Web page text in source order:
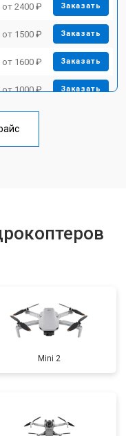
от 2400 ₽ Заказать
от 1500 ₽ Заказать
от 1600 ₽ Заказать
от 1000 ₽ Заказать
от 2800 ₽
Mini 2